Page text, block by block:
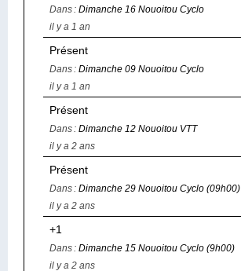
Dans : Dimanche 16 Nouoitou Cyclo
il y a 1 an
Présent
Dans : Dimanche 09 Nouoitou Cyclo
il y a 1 an
Présent
Dans : Dimanche 12 Nouoitou VTT
il y a 2 ans
Présent
Dans : Dimanche 29 Nouoitou Cyclo (09h00)
il y a 2 ans
+1
Dans : Dimanche 15 Nouoitou Cyclo (9h00)
il y a 2 ans